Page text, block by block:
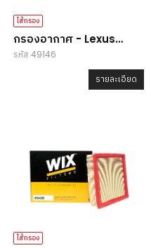
ไส้กรอง
กรองอากาศ - Lexus
IS/GS
รหัส 49146
รายละเอียด
ไส้กรอง